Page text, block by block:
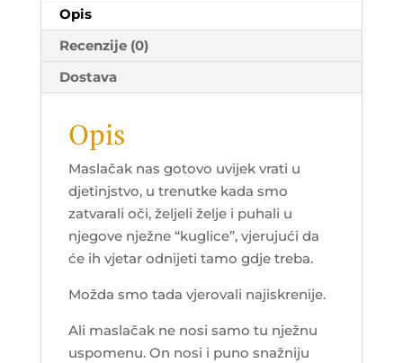
Opis
Recenzije (0)
Dostava
Opis
Maslačak nas gotovo uvijek vrati u
djetinjstvo, u trenutke kada smo
zatvarali oči, željeli želje i puhali u
njegove nježne “kuglice”, vjerujući da
će ih vjetar odnijeti tamo gdje treba.
Možda smo tada vjerovali najiskrenije.
Ali maslačak ne nosi samo tu nježnu
uspomenu. On nosi i puno snažniju